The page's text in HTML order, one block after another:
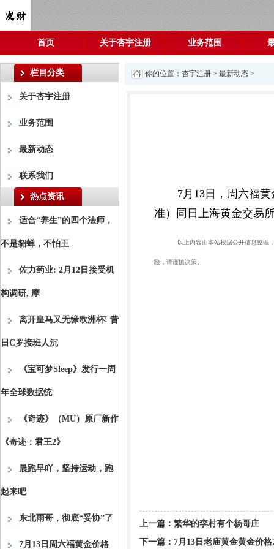
首页 关于杏宇注册 业务范围
栏目分类
关于杏宇注册
业务范围
最新动态
联系我们
热点资讯
适合“养生”的四个法师，
不是貂蝉，不怕王
佐力药业: 2月12日接受机
构调研, 摩
离开皇马又无缘欧洲杯! 昔
日C罗接班人沉
《宝可梦Sleep》发行一周
年全球数据统
《奇迹》（MU）原厂新作
《奇迹：君王2》
晨跑早吖，坚持运动，跑
起来吧
东北雨哥，彻底“妥协”了
7月13日周六福黄金价格
你的位置： 杏宇注册 > 最新动态 >
7月13日，周六福
准）同日上海黄金交易
以上内容由本站根据公开信息整理
险，请谨慎决策。
上一篇： 繁华的李村有个杨哥庄
下一篇： 7月13日老庙黄金黄金价格